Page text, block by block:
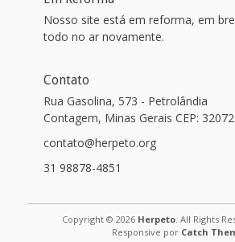
Nosso site está em reforma, em
todo no ar novamente.
Contato
Rua Gasolina, 573 - Petrolândia
Contagem, Minas Gerais CEP:
contato@herpeto.org
31 98878-4851
Copyright © 2026 Herpeto. All Rights
Responsive por Catch